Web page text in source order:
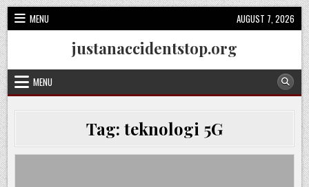
Skip
to
content
MENU AUGUST 7, 2026
justanaccidentstop.org
MENU
Tag: teknologi 5G